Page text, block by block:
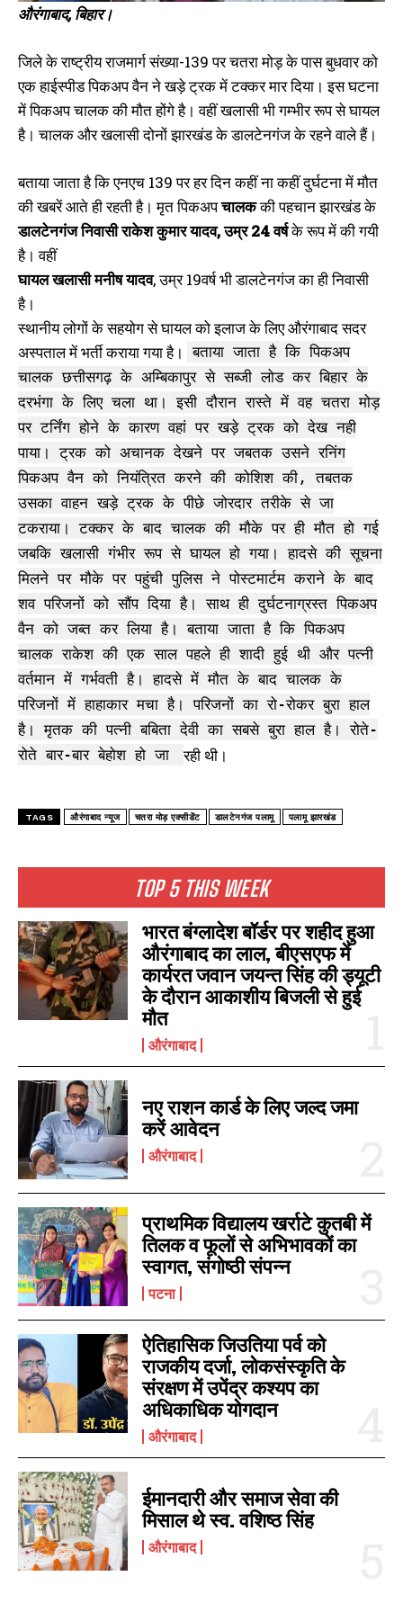
जान, टकराकर NH 139 पर बाइक
सवार युवक की मौत
In "औरंगाबाद"
स्पीड में एक दूसरे से आगे निकलने की
In "औरंगाबाद"
तेज रफ्तार पिकअप ने बाइक सवार पति
पत्नी को रौंदा, हादसे में पति का पैर पूरी
तरह क्षतिग्रस्त, पत्नी की मौत
September 21, 2022
In "औरंगाबाद"
TOP 5 THIS WEEK
भारत बंग्लादेश बॉर्डर पर शहीद हुआ
औरंगाबाद का लाल, बीएसएफ में
कार्यरत जवान जयन्त सिंह की ड्यूटी
के दौरान आकाशीय बिजली से हुई
मौत
औरंगाबाद
नए राशन कार्ड के लिए जल्द जमा
करें आवेदन
औरंगाबाद
प्राथमिक विद्यालय खर्राटे कुतबी में
तिलक व फूलों से अभिभावकों का
स्वागत, संगोष्ठी संपन्न
पटना
ऐतिहासिक जिउतिया पर्व को
राजकीय दर्जा, लोकसंस्कृति के
संरक्षण में उपेंद्र कश्यप का
अधिकाधिक योगदान
औरंगाबाद
ईमानदारी और समाज सेवा की
मिसाल थे स्व. वशिष्ठ सिंह
औरंगाबाद
औरंगाबाद, बिहार।
जिले के राष्ट्रीय राजमार्ग संख्या-139 पर चतरा मोड़ के पास बुधवार को
एक हाईस्पीड पिकअप वैन ने खड़े ट्रक में टक्कर मार दिया। इस घटना
में पिकअप चालक की मौत होंगे है। वहीं खलासी भी गम्भीर रूप से घायल
है। चालक और खलासी दोनों झारखंड के डालटेनगंज के रहने वाले हैं।
बताया जाता है कि एनएच 139 पर हर दिन कहीं ना कहीं दुर्घटना में मौत
की खबरें आते ही रहती है। मृत पिकअपचालककी पहचान झारखंड के
डालटेनगंज निवासीराकेश कुमार यादव, उम्र 24 वर्षके रूप में की गयी
है। वहीं
घायल खलासी मनीष यादव, उम्र 19वर्ष भी डालटेनगंज का ही निवासी
है।
स्थानीय लोगों के सहयोग से घायल को इलाज के लिए औरंगाबाद सदर
अस्पताल में भर्ती कराया गया है।
बताया जाता है कि पिकअप
चालक छत्तीसगढ़ के अम्बिकापुर से सब्जी लोड कर बिहार के
दरभंगा के लिए चला था। इसी दौरान रास्ते में वह चतरा मोड़
पर टर्निंग होने के कारण वहां पर खड़े ट्रक को देख नही
पाया। ट्रक को अचानक देखने पर जबतक उसने रनिंग
पिकअप वैन को नियंत्रित करने की कोशिश की, तबतक
उसका वाहन खड़े ट्रक के पीछे जोरदार तरीके से जा
टकराया। टक्कर के बाद चालक की मौके पर ही मौत हो गई
जबकि खलासी गंभीर रूप से घायल हो गया। हादसे की सूचना
मिलने पर मौके पर पहुंची पुलिस ने पोस्टमार्टम कराने के बाद
शव परिजनों को सौंप दिया है। साथ ही दुर्घटनाग्रस्त पिकअप
वैन को जब्त कर लिया है। बताया जाता है कि पिकअप
चालक राकेश की एक साल पहले ही शादी हुई थी और पत्नी
वर्तमान में गर्भवती है। हादसे में मौत के बाद चालक के
परिजनों में हाहाकार मचा है। परिजनों का रो-रोकर बुरा हाल
है। मृतक की पत्नी बबिता देवी का सबसे बुरा हाल है। रोते-
रोते बार-बार बेहोश हो जा
रही थी।
TAGS औरंगाबाद न्यूज चतरा मोड़ एक्सीडेंट डालटेनगंज पलामू पलामू झारखंड